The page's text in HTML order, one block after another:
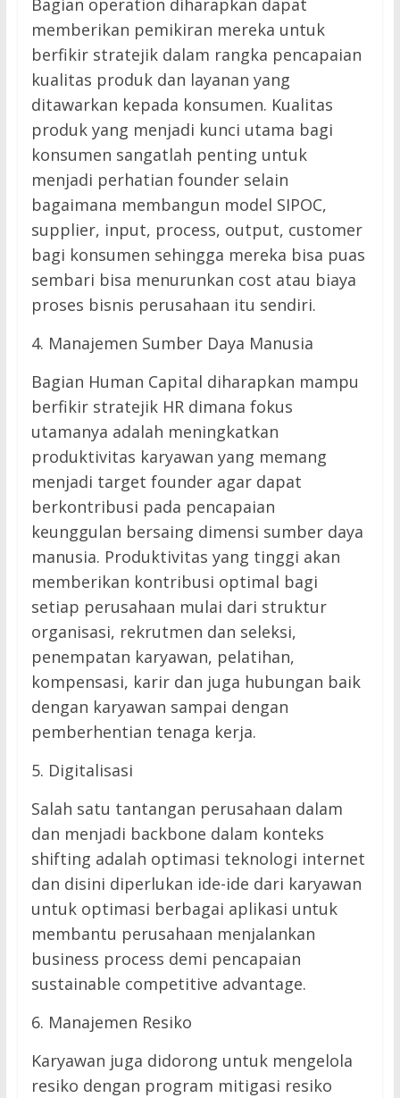
Bagian operation diharapkan dapat
memberikan pemikiran mereka untuk
berfikir stratejik dalam rangka pencapaian
kualitas produk dan layanan yang
ditawarkan kepada konsumen. Kualitas
produk yang menjadi kunci utama bagi
konsumen sangatlah penting untuk
menjadi perhatian founder selain
bagaimana membangun model SIPOC,
supplier, input, process, output, customer
bagi konsumen sehingga mereka bisa puas
sembari bisa menurunkan cost atau biaya
proses bisnis perusahaan itu sendiri.
4. Manajemen Sumber Daya Manusia
Bagian Human Capital diharapkan mampu
berfikir stratejik HR dimana fokus
utamanya adalah meningkatkan
produktivitas karyawan yang memang
menjadi target founder agar dapat
berkontribusi pada pencapaian
keunggulan bersaing dimensi sumber daya
manusia. Produktivitas yang tinggi akan
memberikan kontribusi optimal bagi
setiap perusahaan mulai dari struktur
organisasi, rekrutmen dan seleksi,
penempatan karyawan, pelatihan,
kompensasi, karir dan juga hubungan baik
dengan karyawan sampai dengan
pemberhentian tenaga kerja.
5. Digitalisasi
Salah satu tantangan perusahaan dalam
dan menjadi backbone dalam konteks
shifting adalah optimasi teknologi internet
dan disini diperlukan ide-ide dari karyawan
untuk optimasi berbagai aplikasi untuk
membantu perusahaan menjalankan
business process demi pencapaian
sustainable competitive advantage.
6. Manajemen Resiko
Karyawan juga didorong untuk mengelola
resiko dengan program mitigasi resiko